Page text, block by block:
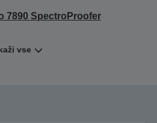
7890 SpectroProofer
vse